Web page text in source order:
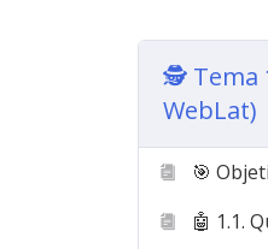
🔺 70%
🔺
🔺
Este curso
🕵️ Tema
WebLat)
🎯
🤖 1.1.